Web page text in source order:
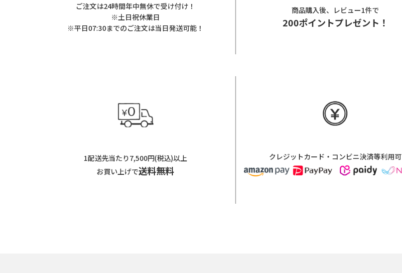
ご注文は24時間年中無休で受け付け！
※土日祝休業日
※平日07:30までのご注文は当日発送可能！
商品購入後、レビュー1件で
200ポイントプレゼント！
1配送先当たり7,500円(税込)以上
お買い上げで送料無料
クレジットカード・コンビニ決済等利用可